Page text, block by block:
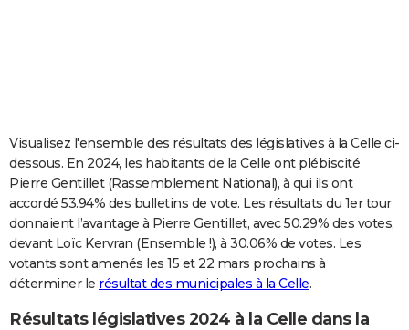
Carte de Noël
Carte Bonne année
Carte Saint-Valentin
Carte Pâques
Carte d'anniversaire
DICTIONNAIRE
Dictionnaire
Biographies
Citations
Expressions
Proverbes
PROGRAMME TV
COPAINS D'AVANT
S'inscrire
Se connecter
Lycées
Collèges
Primaires
Universités
Entreprises
Service militaire
Avis de recherche
AVIS DE DÉCÈS
FORUM
Visualisez l'ensemble des résultats des législatives à la Celle ci-
dessous. En 2024, les habitants de la Celle ont plébiscité
Pierre Gentillet (Rassemblement National), à qui ils ont
accordé 53.94% des bulletins de vote. Les résultats du 1er tour
donnaient l’avantage à Pierre Gentillet, avec 50.29% des votes,
devant Loïc Kervran (Ensemble !), à 30.06% de votes. Les
votants sont amenés les 15 et 22 mars prochains à
déterminer le résultat des municipales à la Celle.
Résultats législatives 2024 à la Celle dans la